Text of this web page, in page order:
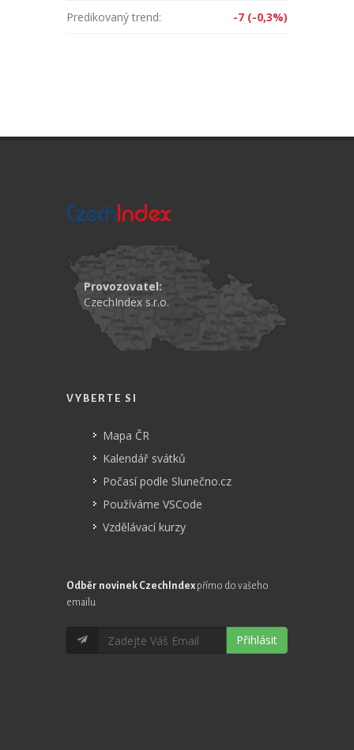
Predikovaný trend: -7 (-0,3%)
Provozovatel:
CzechIndex s.r.o.
VYBERTE SI
Mapa ČR
Kalendář svátků
Počasí podle Slunečno.cz
Používáme VSCode
Vzdělávací kurzy
Odběr novinek CzechIndex přímo do vašeho
emailu
Přihlásit